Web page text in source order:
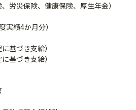
労災保険、健康保険、厚生年金）
実績4か月分）
基づき支給）
基づき支給）